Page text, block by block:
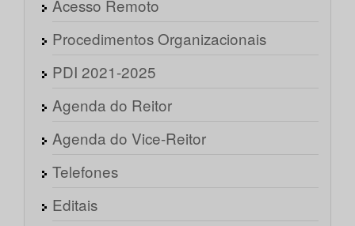
Acesso Remoto
Procedimentos Organizacionais
PDI 2021-2025
Agenda do Reitor
Agenda do Vice-Reitor
Telefones
Editais